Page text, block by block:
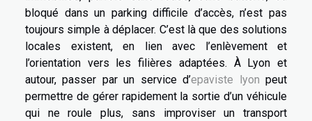
bloqué dans un parking difficile d’accès, n’est pas
toujours simple à déplacer. C’est là que des solutions
locales existent, en lien avec l’enlèvement et
l’orientation vers les filières adaptées. À Lyon et
autour, passer par un service d’epaviste lyon peut
permettre de gérer rapidement la sortie d’un véhicule
qui ne roule plus, sans improviser un transport